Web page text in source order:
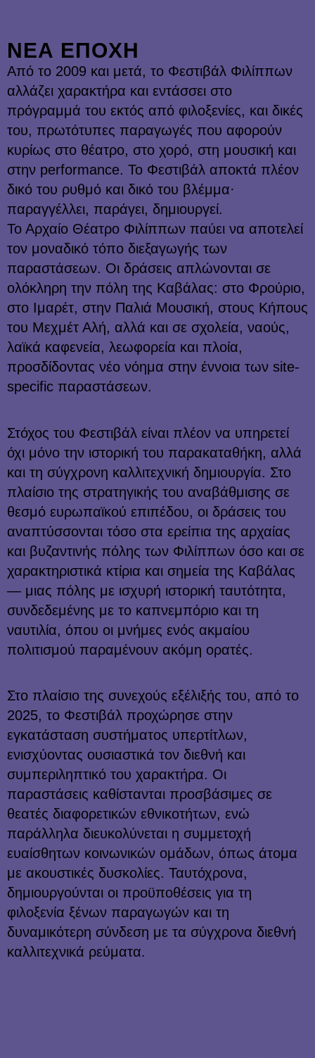
ΝΕΑ ΕΠΟΧΗ
Από το 2009 και μετά, το Φεστιβάλ Φιλίππων
αλλάζει χαρακτήρα και εντάσσει στο
πρόγραμμά του εκτός από φιλοξενίες, και δικές
του, πρωτότυπες παραγωγές που αφορούν
κυρίως στο θέατρο, στο χορό, στη μουσική και
στην performance. Το Φεστιβάλ αποκτά πλέον
δικό του ρυθμό και δικό του βλέμμα·
παραγγέλλει, παράγει, δημιουργεί.
Το Αρχαίο Θέατρο Φιλίππων παύει να αποτελεί
τον μοναδικό τόπο διεξαγωγής των
παραστάσεων. Οι δράσεις απλώνονται σε
ολόκληρη την πόλη της Καβάλας: στο Φρούριο,
στο Ιμαρέτ, στην Παλιά Μουσική, στους Κήπους
του Μεχμέτ Αλή, αλλά και σε σχολεία, ναούς,
λαϊκά καφενεία, λεωφορεία και πλοία,
προσδίδοντας νέο νόημα στην έννοια των site-
specific παραστάσεων.
Στόχος του Φεστιβάλ είναι πλέον να υπηρετεί
όχι μόνο την ιστορική του παρακαταθήκη, αλλά
και τη σύγχρονη καλλιτεχνική δημιουργία. Στο
πλαίσιο της στρατηγικής του αναβάθμισης σε
θεσμό ευρωπαϊκού επιπέδου, οι δράσεις του
αναπτύσσονται τόσο στα ερείπια της αρχαίας
και βυζαντινής πόλης των Φιλίππων όσο και σε
χαρακτηριστικά κτίρια και σημεία της Καβάλας
— μιας πόλης με ισχυρή ιστορική ταυτότητα,
συνδεδεμένης με το καπνεμπόριο και τη
ναυτιλία, όπου οι μνήμες ενός ακμαίου
πολιτισμού παραμένουν ακόμη ορατές.
Στο πλαίσιο της συνεχούς εξέλιξής του, από το
2025, το Φεστιβάλ προχώρησε στην
εγκατάσταση συστήματος υπερτίτλων,
ενισχύοντας ουσιαστικά τον διεθνή και
συμπεριληπτικό του χαρακτήρα. Οι
παραστάσεις καθίστανται προσβάσιμες σε
θεατές διαφορετικών εθνικοτήτων, ενώ
παράλληλα διευκολύνεται η συμμετοχή
ευαίσθητων κοινωνικών ομάδων, όπως άτομα
με ακουστικές δυσκολίες. Ταυτόχρονα,
δημιουργούνται οι προϋποθέσεις για τη
φιλοξενία ξένων παραγωγών και τη
δυναμικότερη σύνδεση με τα σύγχρονα διεθνή
καλλιτεχνικά ρεύματα.